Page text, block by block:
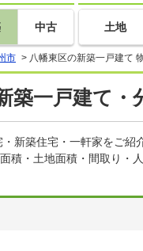
中古 土地
市 > 八幡東区の新築一戸建て
築一戸建て・
新築住宅・一軒家をご
積・土地面積・間取り